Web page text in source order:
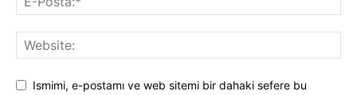
Ismimi, e-postamı ve web sitemi bir dahaki sefere bu